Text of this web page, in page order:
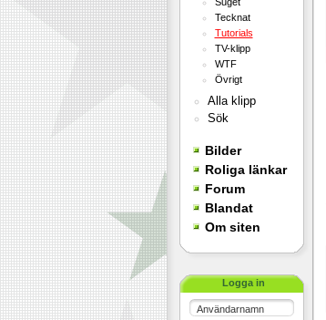
Tecknat
Tutorials
TV-klipp
WTF
Övrigt
Alla klipp
Sök
Bilder
Roliga länkar
Forum
Blandat
Om siten
Logga in
Användarnamn